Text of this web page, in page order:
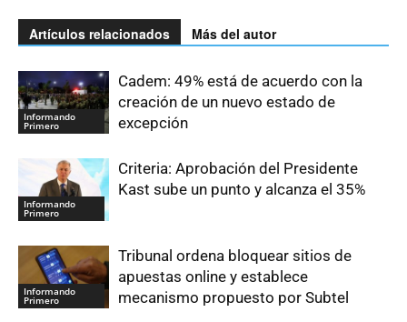
Artículos relacionados Más del autor
Informando
Primero
Cadem: 49% está de acuerdo con la
creación de un nuevo estado de
excepción
Informando
Primero
Criteria: Aprobación del Presidente
Kast sube un punto y alcanza el 35%
Informando
Primero
Tribunal ordena bloquear sitios de
apuestas online y establece
mecanismo propuesto por Subtel